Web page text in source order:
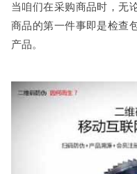
当咱们在采购商品时，无
商品的第一件事即是检查
产品。